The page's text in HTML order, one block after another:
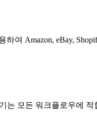
여 Amazon, eBay,
는 모든 워크플로우에